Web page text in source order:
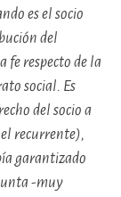
es el socio
del
fe respecto de la
social. Es
del socio a
el recurrente),
garantizado
-muy